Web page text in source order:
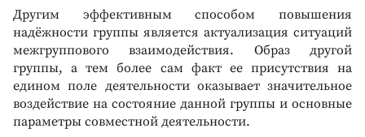
Другим эффективным способом повышения
надёжности группы является актуализация ситуаций
межгруппового взаимодействия. Образ другой
группы, а тем более сам факт ее присутствия на
едином поле деятельности оказывает значительное
воздействие на состояние данной группы и основные
параметры совместной деятельности.